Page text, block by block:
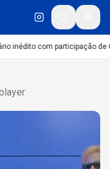
inédito com participação de